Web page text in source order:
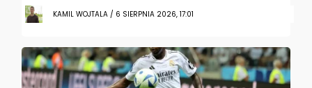
KAMIL WOJTALA / 6 SIERPNIA 2026, 17:01